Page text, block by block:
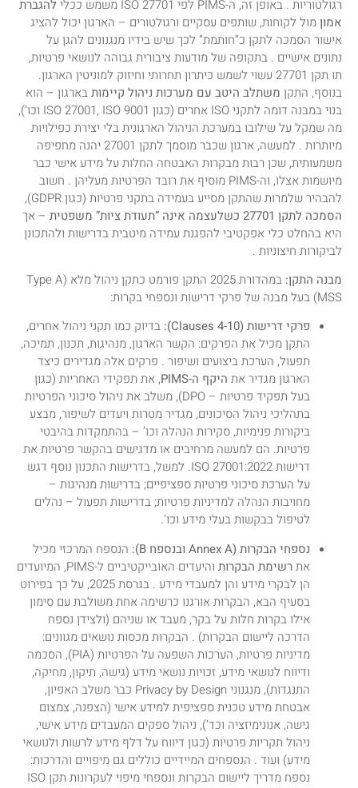
רגולטוריות . באופן זה, ה-PIMS לפי ISO 27701 משמש ככלי
להגברת
אמוןמול לקוחות, שותפים עסקיים ורגולטורים – הארגון יכול להציג
אישור הסמכה לתקן כ”חותמת” לכך שיש בידיו מנגנונים להגן על
נתונים אישיים . בתקופה של מודעות ציבורית גבוהה לנושאי פרטיות,
תו תקן 27701 עשוי לשמש כיתרון תחרותי וחיזוק למוניטין הארגון.
בנוסף, התקן משתלב היטב עם מערכות ניהול קיימותבארגון – הוא
בנוי במבנה דומה לתקני ISO אחרים (כגון ISO 27001, ISO 9001 וכו’),
מה שמקל על שילובו במערכת הניהול הארגונית בלי יצירת כפילויות
מיותרות . למעשה, ארגון שכבר מוסמך לתקן 27001 יהנה מחפיפה
משמעותית, שכן רבות מבקרות האבטחה החלות על מידע אישי כבר
מיושמות אצלו, וה-PIMS מוסיף את רובד הפרטיות מעליהן . חשוב
להבהיר שלמרות שהתקן מסייע בעמידה בתקני פרטיות (כגון GDPR),
הסמכה לתקן 27701 כשלעצמה אינה “תעודת ציות” משפטית
– אך
היא בהחלט כלי אפקטיבי להפגנת עמידה מיטבית בדרישות ולהתכונן
לביקורות חיצוניות .
מבנה התקן:
במהדורת 2025 התקן פורמט כתקן ניהול מלא (Type A
MSS) בעל מבנה של פרקי דרישות ונספחי בקרות:
פרקי דרישות (Clauses 4-10):
בדיוק כמו תקני ניהול אחרים,
התקן מכיל את הפרקים: הקשר הארגון, מנהיגות, תכנון, תמיכה,
תפעול, הערכת ביצועים ושיפור . פרקים אלה מגדירים כיצד
הארגון מגדיר את היקף ה-PIMS
, את תפקידי האחריות (כגון
בעל תפקיד פרטיות – DPO), משלב את ניהול סיכוני הפרטיות
בתהליכי ניהול הסיכונים, מגדיר מטרות ויעדים לשיפור, מבצע
ביקורות פנימיות, סקירות הנהלה וכו’ – בהתמקדות בהיבטי
פרטיות. הם למעשה מרחיבים או מדגישים בהקשר פרטיות את
דרישות ISO 27001:2022. למשל, בדרישות התכנון נוסף דגש
על הערכת סיכוני פרטיות ספציפיים; בדרישות מנהיגות –
מחויבות הנהלה למדיניות פרטיות; בדרישות תפעול – נהלים
לטיפול בבקשות בעלי מידע וכו’.
נספחי הבקרות (Annex A ובנספח B):
הנספח המרכזי מכיל
אתרשימת הבקרות
והיעדים האובייקטיביים ל-PIMS, המיועדים
הן לבקרי מידע והן למעבדי מידע . בגרסת 2025, על כך בפירוט
בסעיף הבא, הבקרות אורגנו כרשימה אחת משולבת עם סימון
אילו בקרות חלות על בקר, מעבד או שניהם (ולצידן נספח
הדרכה ליישום הבקרות) . הבקרות מכסות נושאים מגוונים:
מדיניות פרטיות, הערכות השפעה על הפרטיות (PIA), הסכמה
ודיווח לנושאי מידע, זכויות נושאי מידע (גישה, תיקון, מחיקה,
התנגדות), מנגנוני Privacy by Design כבר משלב האפיון,
אבטחת מידע טכנית ספציפית למידע אישי (הצפנה, צמצום
גישה, אנונימיזציה וכד’), ניהול ספקים המעבדים מידע אישי,
ניהול תקריות פרטיות (כגון דיווח על דלף מידע לרשות ולנושאי
מידע) ועוד . הנספחים המיידיים כוללים גם מיפויים והדרכות:
נספח מדריך ליישום הבקרות ונספחי מיפוי לעקרונות תקן ISO